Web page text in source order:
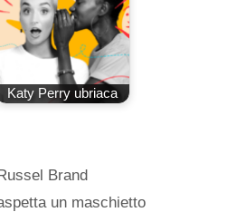
Katy Perry ubriaca
Brand
un maschietto